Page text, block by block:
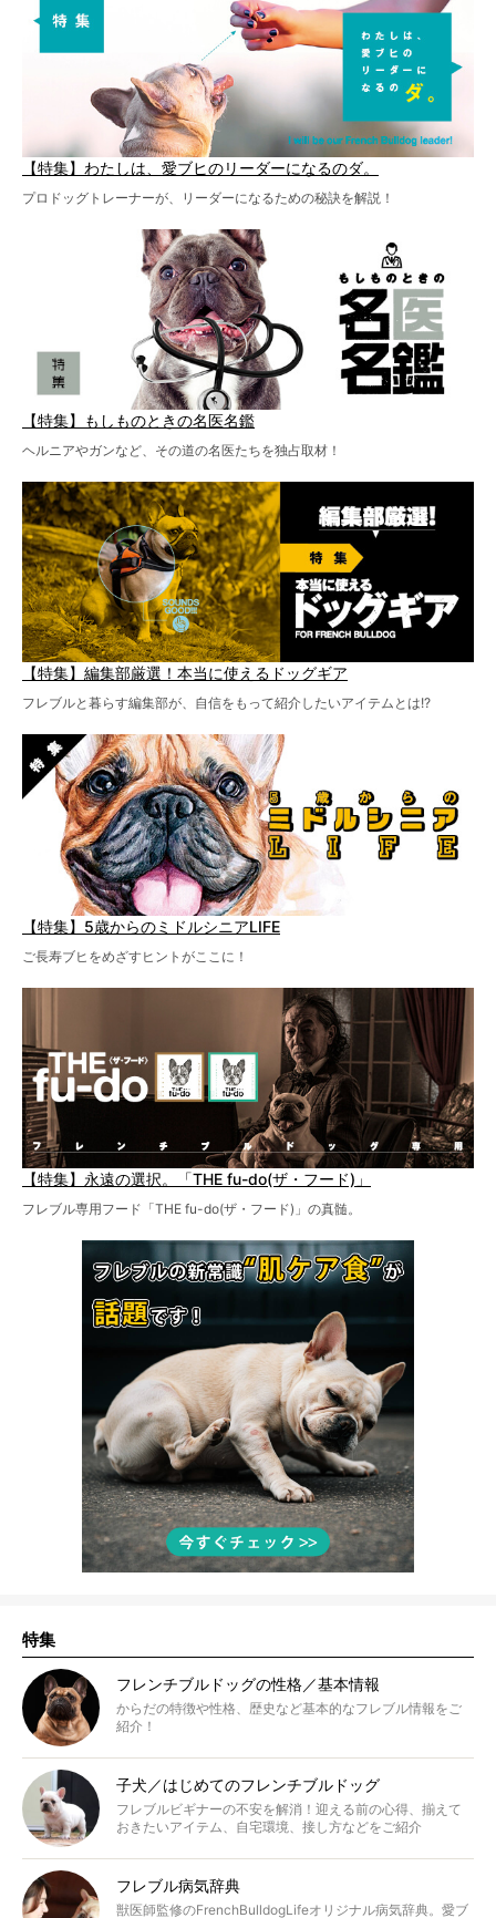
【特集】わたしは、愛ブヒのリーダーになるのダ。
プロドッグトレーナーが、リーダーになるための秘訣を解説！
【特集】もしものときの名医名鑑
ヘルニアやガンなど、その道の名医たちを独占取材！
【特集】編集部厳選！本当に使えるドッグギア
フレブルと暮らす編集部が、自信をもって紹介したいアイテムとは!?
【特集】5歳からのミドルシニアLIFE
ご長寿ブヒをめざすヒントがここに！
【特集】永遠の選択。「THE fu-do(ザ・フード)」
フレブル専用フード「THE fu-do(ザ・フード)」の真髄。
特集
フレンチブルドッグの性格／基本情報
からだの特徴や性格、歴史など基本的なフレブル情報をご
紹介！
子犬／はじめてのフレンチブルドッグ
フレブルビギナーの不安を解消！迎える前の心得、揃えて
おきたいアイテム、自宅環境、接し方などをご紹介
フレブル病気辞典
獣医師監修のFrenchBulldogLifeオリジナル病気辞典。愛ブ